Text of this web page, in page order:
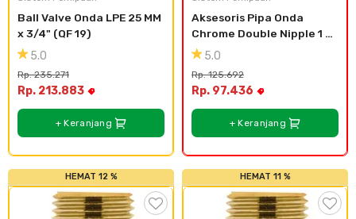
Ball Valve Onda LPE 25 MM
x 3/4" (QF 19)
5.0
Rp. 235.271
Rp. 213.883
+ Keranjang
Aksesoris Pipa Onda
Chrome Double Nipple 1
1/4"5.0
Rp. 125.692
Rp. 97.436
+ Keranjang
HEMAT 12 % HEMAT 11 %